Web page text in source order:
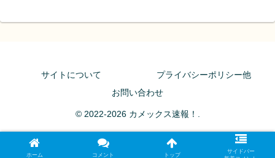
サイトについて
プライバシーポリシー他
お問い合わせ
© 2022-2026 カメックス速報！.
ホーム コメント トップ
サイドバー